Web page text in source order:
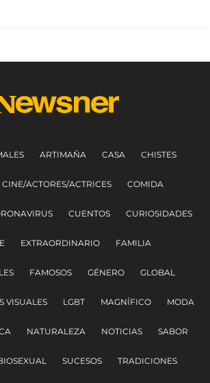
ARTIMAÑA CASA CHISTES
CINE/ACTORES/ACTRICES COMIDA
CUENTOS CURIOSIDADES
EXTRAORDINARIO FAMILIA
FAMOSOS GÉNERO GLOBAL
VISUALES LGBT MAGNÍFICO MODA
NATURALEZA NOTICIAS SABOR
SUCESOS TRADICIONES